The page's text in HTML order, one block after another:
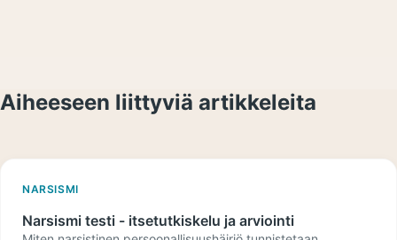
Aiheeseen liittyviä artikkeleita
NARSISMI
Narsismi testi - itsetutkiskelu ja arviointi